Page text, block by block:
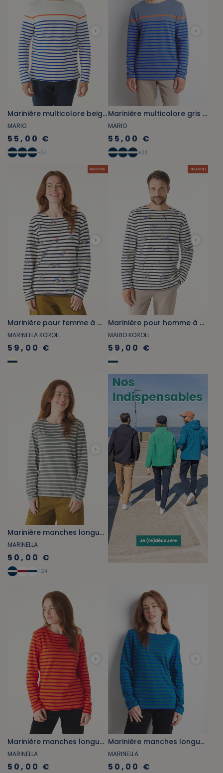
Marinière multicolore beige écru et bleu cobalt
MARIO
55,00 €
+34
Marinière multicolore gris bleuté et bleu cobalt
MARIO
55,00 €
+34
Nouveau
Marinière pour femme à motifs inspirés de la mer
MARINELLA KOROLL
59,00 €
Nouveau
Marinière pour homme à motifs inspirés de la mer
MARIO KOROLL
59,00 €
Marinière manches longues vert kaki et gris beige
MARINELLA
50,00 €
+24
Marinière manches longues orange vif et rouge carmin
MARINELLA
50,00 €
Marinière manches longues vert émeraude et bleu cobalt
MARINELLA
50,00 €